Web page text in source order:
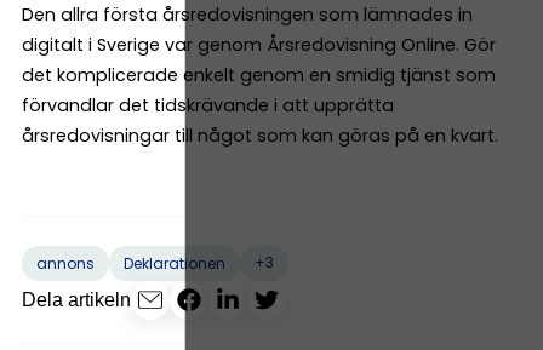
Den allra första årsredovisningen som lämnades in
digitalt i Sverige var genom Årsredovisning Online. Gör
det komplicerade enkelt genom en smidig tjänst som
förvandlar det tidskrävande i att upprätta
årsredovisningar till något som kan göras på en kvart.
annons Deklarationen
+3
Dela artikeln